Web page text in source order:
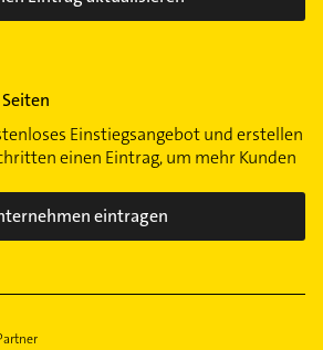
Einstiegsangebot und erstellen
einen Eintrag, um mehr Kunden
eintragen